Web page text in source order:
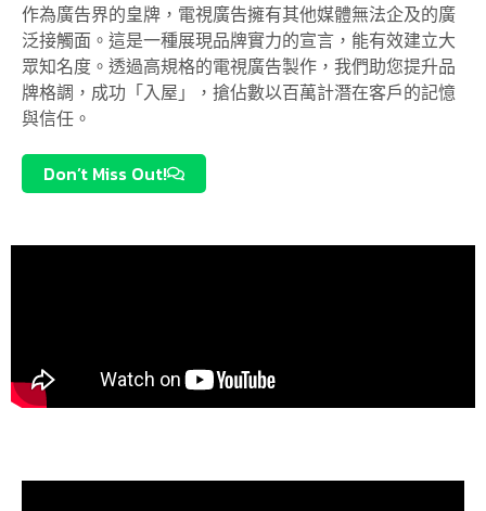
作為廣告界的皇牌，電視廣告擁有其他媒體無法企及的廣
泛接觸面。這是一種展現品牌實力的宣言，能有效建立大
眾知名度。透過高規格的電視廣告製作，我們助您提升品
牌格調，成功「入屋」，搶佔數以百萬計潛在客戶的記憶
與信任。
Don’t Miss Out!